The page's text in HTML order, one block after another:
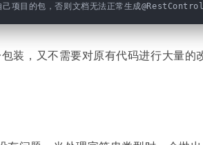
项目的包，否则文档无法正常生成
装，又不需要对原有代码进行大量的